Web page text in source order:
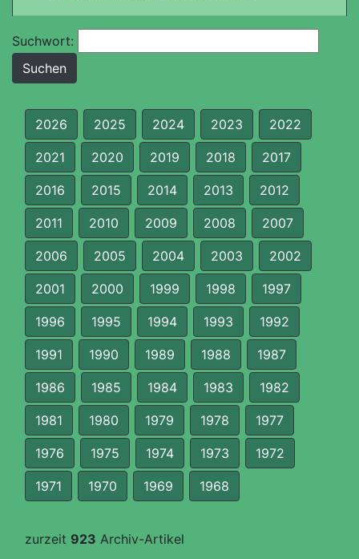
Suchwort:
2026 2025 2024 2023 2022
2021 2020 2019 2018 2017
2016 2015 2014 2013 2012
2011 2010 2009 2008 2007
2006 2005 2004 2003 2002
2001 2000 1999 1998 1997
1996 1995 1994 1993 1992
1991 1990 1989 1988 1987
1986 1985 1984 1983 1982
1981 1980 1979 1978 1977
1976 1975 1974 1973 1972
1971 1970 1969 1968
zurzeit 923 Archiv-Artikel